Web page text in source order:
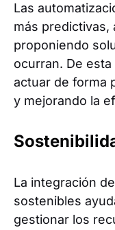
Las
más predictivas,
proponiendo
ocurran. De
actuar de forma
y mejorando la
La integración
sostenibles
gestionar los